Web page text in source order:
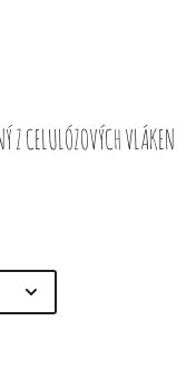
Z CELULÓZOVÝCH VLÁKEN